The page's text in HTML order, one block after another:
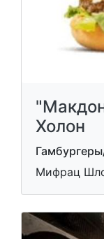
Холон
Мифрац